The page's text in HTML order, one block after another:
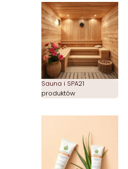
Sauna i SPA21
produktów